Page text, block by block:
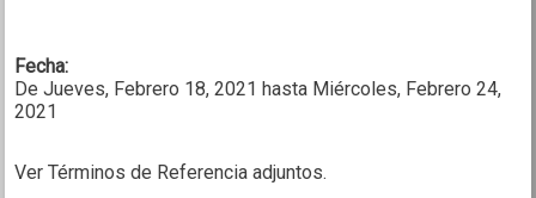
Fecha:
DeJueves, Febrero 18, 2021 hasta Miércoles, Febrero 24,
2021
Ver Términos de Referencia adjuntos.